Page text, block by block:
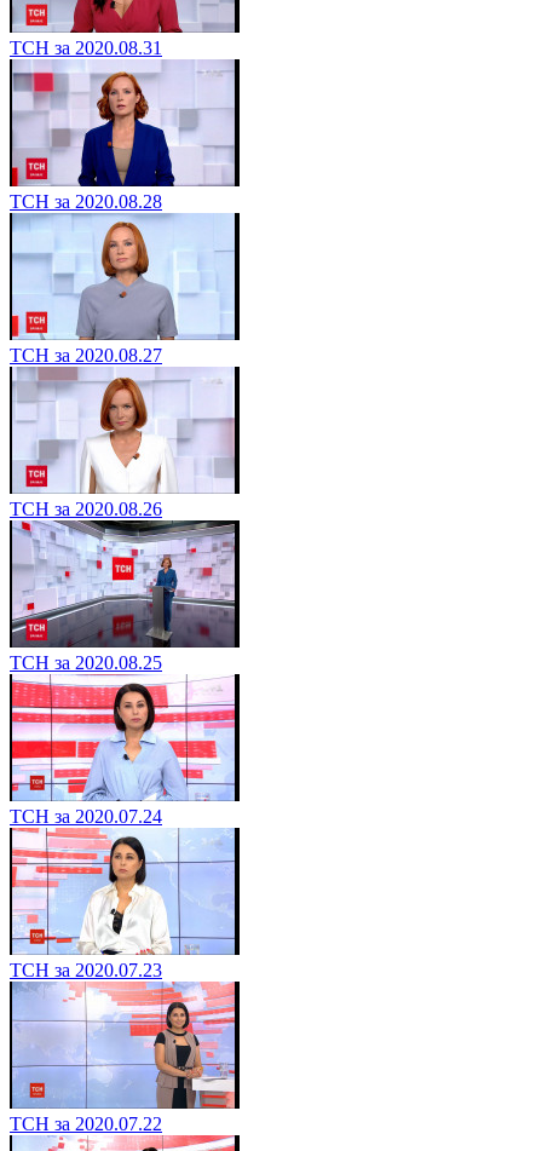
ТСН за 2020.08.31
ТСН за 2020.08.28
ТСН за 2020.08.27
ТСН за 2020.08.26
ТСН за 2020.08.25
ТСН за 2020.07.24
ТСН за 2020.07.23
ТСН за 2020.07.22